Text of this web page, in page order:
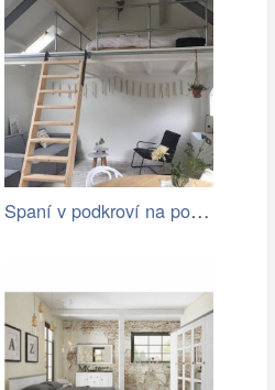
Spaní v podkroví na podestě